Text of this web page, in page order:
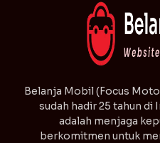
⁠Belanja Mobil (Focus
sudah hadir 25 tahun di
adalah menjaga
berkomitmen untuk